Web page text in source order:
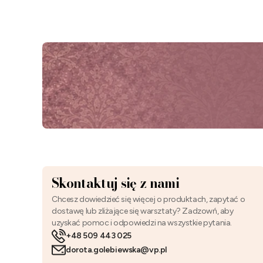
Skontaktuj się z nami
Chcesz dowiedzieć się więcej o produktach, zapytać o
dostawę lub zliżające się warsztaty? Zadzowń, aby
uzyskać pomoc i odpowiedzi na wszystkie pytania.
+48 509 443 025
dorota.golebiewska@vp.pl